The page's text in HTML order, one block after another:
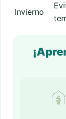
Invierno